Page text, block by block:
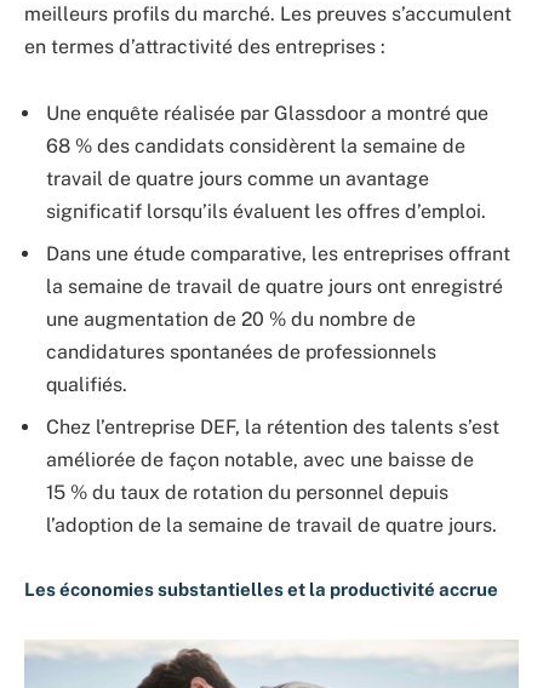
meilleurs profils du marché. Les preuves s’accumulent
en termes d’attractivité des entreprises :
Une enquête réalisée par Glassdoor a montré que
68 % des candidats considèrent la semaine de
travail de quatre jours comme un avantage
significatif lorsqu’ils évaluent les offres d’emploi.
Dans une étude comparative, les entreprises offrant
la semaine de travail de quatre jours ont enregistré
une augmentation de 20 % du nombre de
candidatures spontanées de professionnels
qualifiés.
Chez l’entreprise DEF, la rétention des talents s’est
améliorée de façon notable, avec une baisse de
15 % du taux de rotation du personnel depuis
l’adoption de la semaine de travail de quatre jours.
Les économies substantielles et la productivité accrue